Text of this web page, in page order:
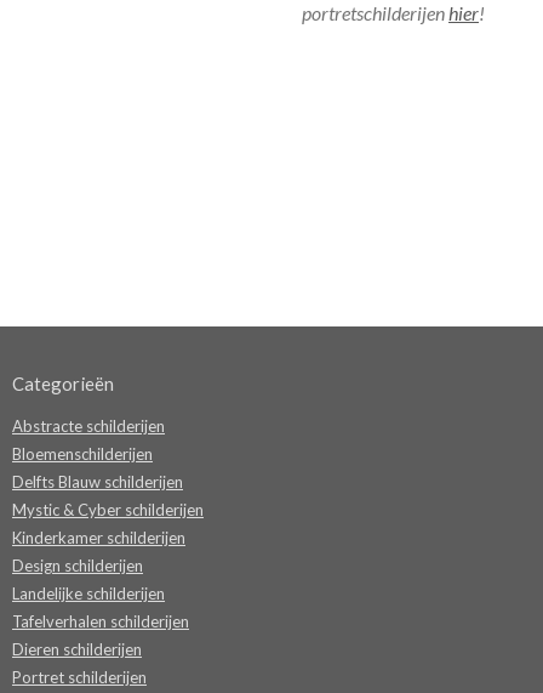
portretschilderijenhier!
Categorieën
Abstracte schilderijen
Bloemenschilderijen
Delfts Blauw schilderijen
Mystic & Cyber schilderijen
Kinderkamer schilderijen
Design schilderijen
Landelijke schilderijen
Tafelverhalen schilderijen
Dieren schilderijen
Portret schilderijen